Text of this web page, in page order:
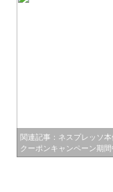
関連記事：ネスプレッソ
クーポンキャンペーン期間